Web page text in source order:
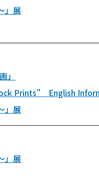
」展
」
Prints" English
」展
」展